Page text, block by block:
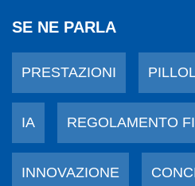
SE NE PARLA
PRESTAZIONI
IA REGOLAMENTO
INNOVAZIONE